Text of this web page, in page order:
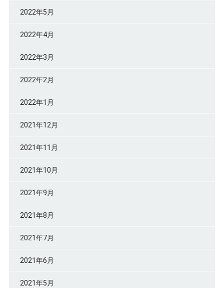
2022年5月
2022年4月
2022年3月
2022年2月
2022年1月
2021年12月
2021年11月
2021年10月
2021年9月
2021年8月
2021年7月
2021年6月
2021年5月